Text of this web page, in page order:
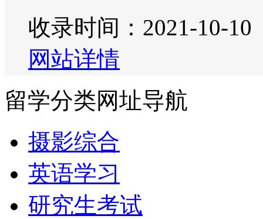
收录时间：2021-10-10
网站详情
留学分类网址导航
摄影综合
英语学习
研究生考试